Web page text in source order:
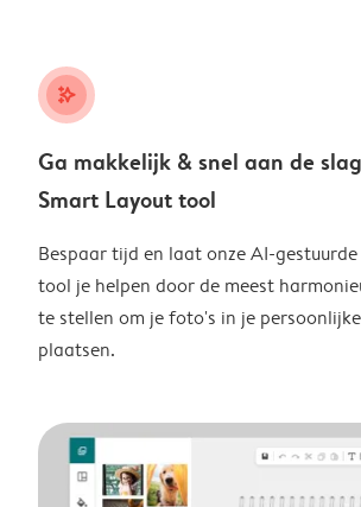
stars_plus
Ga makkelijk & snel aan de
Smart Layout tool
Bespaar tijd en laat onze AI-
tool je helpen door de meest
te stellen om je foto's in je
plaatsen.